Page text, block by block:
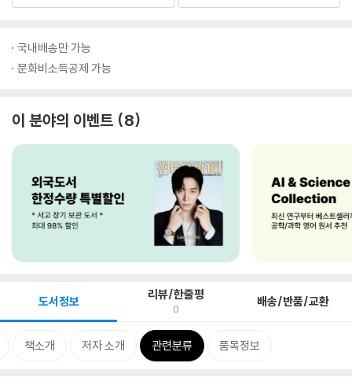
국내배송만 가능
문화비소득공제 가능
이 분야의 이벤트 8
도서정보 리뷰/한줄평
0 배송/반품/교환
책소개 저자 소개 관련분류 품목정보